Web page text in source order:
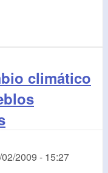
climático
2009 - 15:27